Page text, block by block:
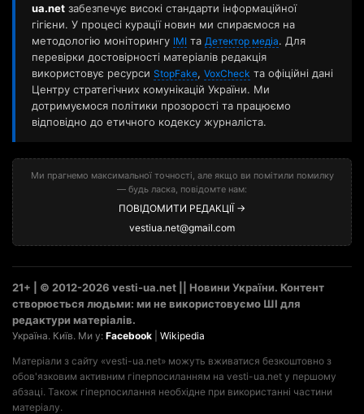
ua.net забезпечує високі стандарти інформаційної
гігієни. У процесі курації новин ми спираємося на
методологію моніторингу ІМІ та Детектор медіа. Для
перевірки достовірності матеріалів редакція
використовує ресурси StopFake, VoxCheck та офіційні дані
Центру стратегічних комунікацій України. Ми
дотримуємося політики прозорості та працюємо
відповідно до етичного кодексу журналіста.
Ми прагнемо максимальної точності, але якщо ви помітили помилку
— будь ласка, повідомте нам:
ПОВІДОМИТИ РЕДАКЦІЇ →
vestiua.net@gmail.com
21+ | © 2012-2026 vesti-ua.net || Новини України. Контент
створюється людьми: ми не використовуємо ШІ для
редактури матеріалів.
Україна. Київ. Ми у: Facebook Wikipedia
Матеріали з сайту «vesti-ua.net» можуть вживатися безкоштовно з
обов'язковим активним гіперпосиланням на vesti-ua.net у першому
абзаці. Також гіперпосилання необхідне при використанні частини
матеріалу.